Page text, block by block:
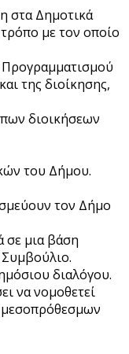
στα Δημοτικά
με τον οποίο
της διοίκησης,
διοικήσεων
του Δήμου.
τον Δήμο
σε μια βάση
Συμβούλιο.
διαλόγου.
να νομοθετεί
μεσοπρόθεσμων